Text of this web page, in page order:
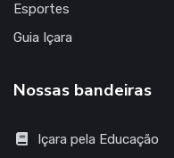
Esportes
Guia Içara
Nossas bandeiras
Içara pela Educação